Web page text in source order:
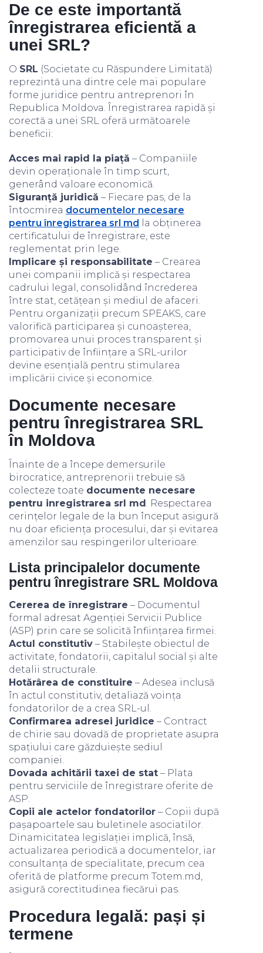
De ce este importantă
înregistrarea eficientă a
unei SRL?
O SRL (Societate cu Răspundere Limitată)
reprezintă una dintre cele mai populare
forme juridice pentru antreprenori în
Republica Moldova. Înregistrarea rapidă și
corectă a unei SRL oferă următoarele
beneficii:
Acces mai rapid la piață – Companiile
devin operaționale în timp scurt,
generând valoare economică.
Siguranță juridică – Fiecare pas, de la
întocmirea documentelor necesare
pentru înregistrarea srl md la obținerea
certificatului de înregistrare, este
reglementat prin lege.
Implicare și responsabilitate – Crearea
unei companii implică și respectarea
cadrului legal, consolidând încrederea
între stat, cetățean și mediul de afaceri.
Pentru organizații precum SPEAKS, care
valorifică participarea și cunoașterea,
promovarea unui proces transparent și
participativ de înființare a SRL-urilor
devine esențială pentru stimularea
implicării civice și economice.
Documente necesare
pentru înregistrarea SRL
în Moldova
Înainte de a începe demersurile
birocratice, antreprenorii trebuie să
colecteze toate documente necesare
pentru inregistrarea srl md. Respectarea
cerințelor legale de la bun început asigură
nu doar eficiența procesului, dar și evitarea
amenzilor sau respingerilor ulterioare.
Lista principalelor documente
pentru înregistrare SRL Moldova
Cererea de înregistrare – Documentul
formal adresat Agenției Servicii Publice
(ASP) prin care se solicită înființarea firmei.
Actul constitutiv – Stabilește obiectul de
activitate, fondatorii, capitalul social și alte
detalii structurale.
Hotărârea de constituire – Adesea inclusă
în actul constitutiv, detaliază voința
fondatorilor de a crea SRL-ul.
Confirmarea adresei juridice – Contract
de chirie sau dovadă de proprietate asupra
spațiului care găzduiește sediul
companiei.
Dovada achitării taxei de stat – Plata
pentru serviciile de înregistrare oferite de
ASP.
Copii ale actelor fondatorilor – Copii după
pașapoartele sau buletinele asociatilor.
Dinamicitatea legislației implică, însă,
actualizarea periodică a documentelor, iar
consultanța de specialitate, precum cea
oferită de platforme precum Totem.md,
asigură corectitudinea fiecărui pas.
Procedura legală: pași și
termene